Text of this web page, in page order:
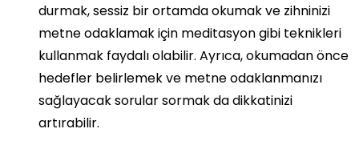
durmak, sessiz bir ortamda okumak ve zihninizi
metne odaklamak için meditasyon gibi teknikleri
kullanmak faydalı olabilir. Ayrıca, okumadan önce
hedefler belirlemek ve metne odaklanmanızı
sağlayacak sorular sormak da dikkatinizi
artırabilir.